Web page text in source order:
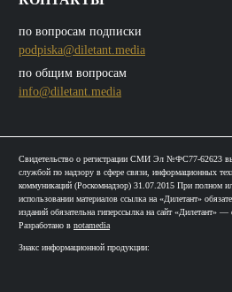
по вопросам подписки
podpiska@diletant.media
по общим вопросам
info@diletant.media
Свидетельство о регистрации СМИ Эл №ФС77-62623
службой по надзору в сфере связи, информационных
коммуникаций (Роскомнадзор) 31.07.2015 При полном
использовании материалов ссылка на «Дилетант»
изданий обязательна гиперссылка на сайт «Дилетант» —
Разработано в notamedia
Знакс информационной продукции: